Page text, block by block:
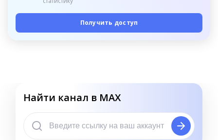
Получить доступ
Найти канал в MAX